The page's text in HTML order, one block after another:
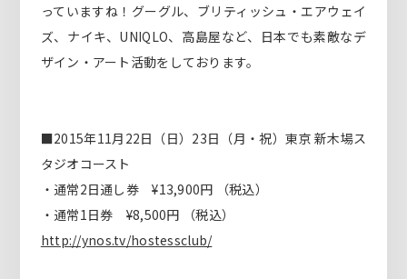
っていますね！グーグル、ブリティッシュ・エアウェイ
ズ、ナイキ、UNIQLO、高島屋など、日本でも素敵なデ
ザイン・アート活動をしております。
■2015年11月22日（日）23日（月・祝）東京 新木場ス
タジオコースト
・通常2日通し券 ¥13,900円 （税込）
・通常1日券 ¥8,500円 （税込）
http://ynos.tv/hostessclub/